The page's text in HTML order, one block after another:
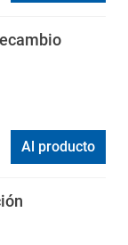
Al producto